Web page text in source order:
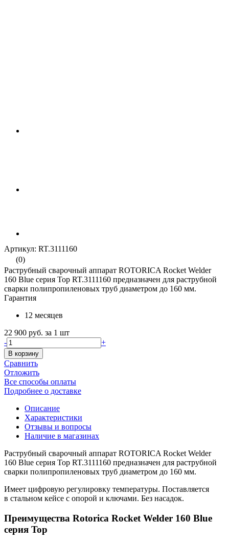
Артикул: RT.3111160
(0)
Раструбный сварочный аппарат ROTORICA Rocket Welder
160 Blue серия Top RT.3111160 предназначен для раструбной
сварки полипропиленовых труб диаметром до 160 мм.
Гарантия
12 месяцев
22 900 руб. за 1 шт
-
+
В корзину
Сравнить
Отложить
Все способы оплаты
Подробнее о доставке
Описание
Характеристики
Отзывы и вопросы
Наличие в магазинах
Раструбный сварочный аппарат ROTORICA Rocket Welder
160 Blue серия Top RT.3111160 предназначен для раструбной
сварки полипропиленовых труб диаметром до 160 мм.
Имеет цифровую регулировку температуры. Поставляется
в стальном кейсе с опорой и ключами. Без насадок.
Преимущества Rotorica Rocket Welder 160 Blue
серия Top